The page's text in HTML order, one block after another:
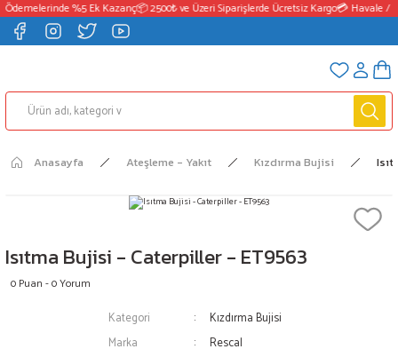
%5 Ek Kazanç📦 2500₺ ve Üzeri Siparişlerde Ücretsiz Kargo💳 Havale /
Anasayfa Ateşleme - Yakıt Kızdırma Bujisi
Isıtma Bujisi - Caterpiller - ET9563
0 Puan - 0 Yorum
Kategori
Kızdırma Bujisi
Marka
Rescal